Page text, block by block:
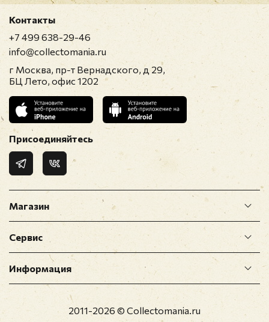
Магазин
Сервис
Информация
Контакты
+7 499 638-29-46
info@collectomania.ru
г Москва, пр-т Вернадского, д 29,
БЦ Лето, офис 1202
Присоединяйтесь
2011-2026 © Collectomania.ru